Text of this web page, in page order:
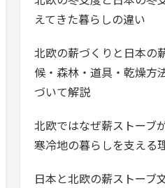
えてきた暮らしの違い
北欧の薪づくりと日本の
候・森林・道具・乾燥方
づいて解説
北欧ではなぜ薪ストーブ
寒冷地の暮らしを支える
日本と北欧の薪ストーブ